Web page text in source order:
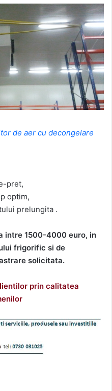
de aer cu decongelare
pret,
optim,
prelungita .
intre 1500-4000 euro, in
frigorific si de
solicitata.
prin calitatea